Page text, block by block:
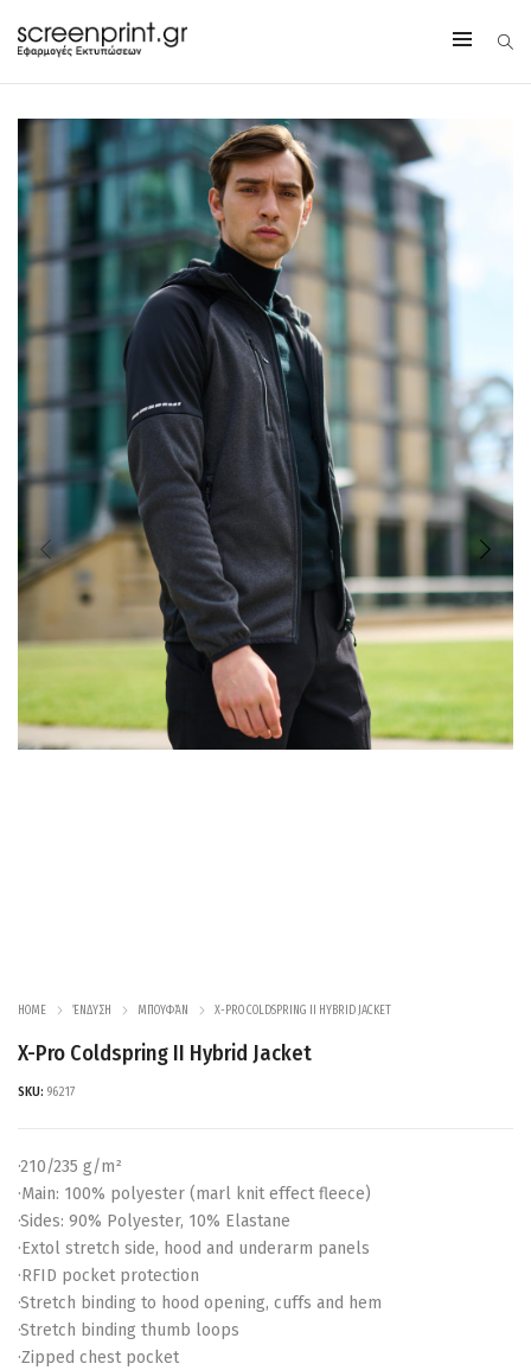
HOME ΈΝΔΥΣΗ ΜΠΟΥΦΆΝ X-PRO COLDSPRING II HYBRID JACKET
X-Pro Coldspring II Hybrid Jacket
SKU: 96217
·210/235 g/m²
·Main: 100% polyester (marl knit effect fleece)
·Sides: 90% Polyester, 10% Elastane
·Extol stretch side, hood and underarm panels
·RFID pocket protection
·Stretch binding to hood opening, cuffs and hem
·Stretch binding thumb loops
·Zipped chest pocket